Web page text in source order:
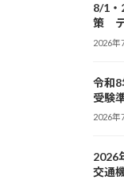
8/1・
策 テ
2026年
令和
受験
2026年
2026
交通